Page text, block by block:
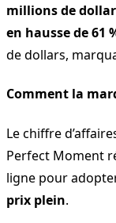
millions de
en hausse de 61
de dollars,
Comment la
Le chiffre
Perfect Moment
ligne pour
prix plein.